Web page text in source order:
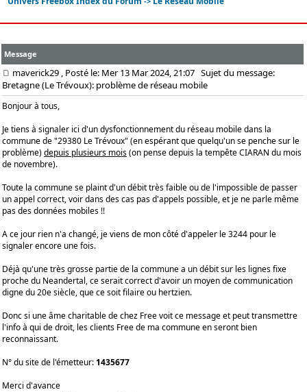
Message
maverick29 , Posté le: Mer 13 Mar 2024, 21:07 Sujet du message:
Bretagne (Le Trévoux): problème de réseau mobile
Bonjour à tous,
Je tiens à signaler ici d'un dysfonctionnement du réseau mobile dans la
commune de "29380 Le Trévoux" (en espérant que quelqu'un se penche sur le
problème)depuis plusieurs mois(on pense depuis la tempête CIARAN du mois
de novembre).
Toute la commune se plaint d'un débit très faible ou de l'impossible de passer
un appel correct, voir dans des cas pas d'appels possible, et je ne parle même
pas des données mobiles !!
A ce jour rien n'a changé, je viens de mon côté d'appeler le 3244 pour le
signaler encore une fois.
Déjà qu'une très grosse partie de la commune a un débit sur les lignes fixe
proche du Neandertal, ce serait correct d'avoir un moyen de communication
digne du 20e siècle, que ce soit filaire ou hertzien.
Donc si une âme charitable de chez Free voit ce message et peut transmettre
l'info à qui de droit, les clients Free de ma commune en seront bien
reconnaissant.
N° du site de l'émetteur:1435677
Merci d'avance